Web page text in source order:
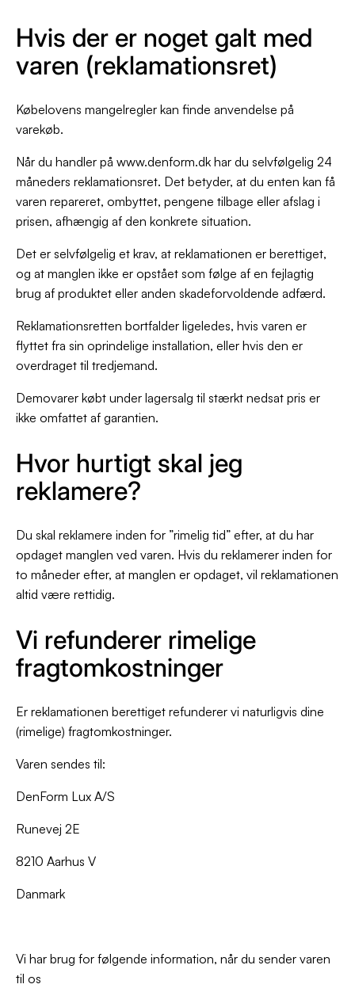
Hvis der er noget galt med
varen (reklamationsret)
Købelovens mangelregler kan finde anvendelse på
varekøb.
Når du handler på www.denform.dk har du selvfølgelig 24
måneders reklamationsret. Det betyder, at du enten kan få
varen repareret, ombyttet, pengene tilbage eller afslag i
prisen, afhængig af den konkrete situation.
Det er selvfølgelig et krav, at reklamationen er berettiget,
og at manglen ikke er opstået som følge af en fejlagtig
brug af produktet eller anden skadeforvoldende adfærd.
Reklamationsretten bortfalder ligeledes, hvis varen er
flyttet fra sin oprindelige installation, eller hvis den er
overdraget til tredjemand.
Demovarer købt under lagersalg til stærkt nedsat pris er
ikke omfattet af garantien.
Hvor hurtigt skal jeg
reklamere?
Du skal reklamere inden for ”rimelig tid” efter, at du har
opdaget manglen ved varen. Hvis du reklamerer inden for
to måneder efter, at manglen er opdaget, vil reklamationen
altid være rettidig.
Vi refunderer rimelige
fragtomkostninger
Er reklamationen berettiget refunderer vi naturligvis dine
(rimelige) fragtomkostninger.
Varen sendes til:
DenForm Lux A/S
Runevej 2E
8210 Aarhus V
Danmark
Vi har brug for følgende information, når du sender varen
til os